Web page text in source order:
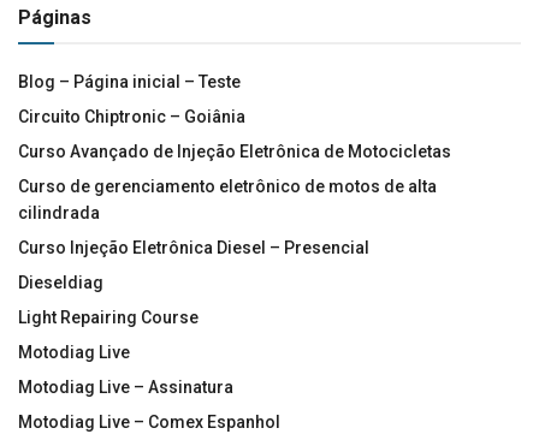
Páginas
Blog – Página inicial – Teste
Circuito Chiptronic – Goiânia
Curso Avançado de Injeção Eletrônica de Motocicletas
Curso de gerenciamento eletrônico de motos de alta
cilindrada
Curso Injeção Eletrônica Diesel – Presencial
Dieseldiag
Light Repairing Course
Motodiag Live
Motodiag Live – Assinatura
Motodiag Live – Comex Espanhol